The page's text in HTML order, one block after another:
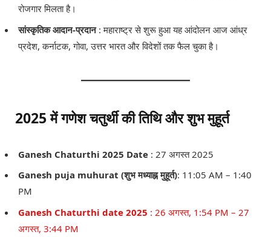
रोजगार मिलता है।
सांस्कृतिक आदान-प्रदान: महाराष्ट्र से शुरू हुआ यह आंदोलन आज आंध्र
प्रदेश, कर्नाटक, गोवा, उत्तर भारत और विदेशों तक फैल चुका है।
2025 में गणेश चतुर्थी की तिथि और शुभ मुहूर्त
Ganesh Chaturthi 2025 Date : 27 अगस्त 2025
Ganesh puja muhurat (शुभ मध्याह्न मुहूर्त): 11:05 AM – 1:40
PM
Ganesh Chaturthi date 2025 : 26 अगस्त, 1:54 PM – 27
अगस्त, 3:44 PM